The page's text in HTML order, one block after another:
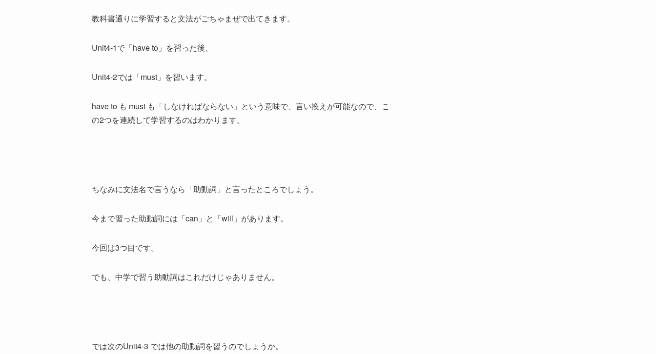
教科書通りに学習すると文法がごちゃまぜで出てきます。
Unit4-1で「have to」を習った後、
Unit4-2では「must」を習います。
have to も must も「しなければならない」という意味で、言い換えが可能なので、こ
の2つを連続して学習するのはわかります。
ちなみに文法名で言うなら「助動詞」と言ったところでしょう。
今まで習った助動詞には「can」と「will」があります。
今回は3つ目です。
でも、中学で習う助動詞はこれだけじゃありません。
では次のUnit4-3 では他の助動詞を習うのでしょうか。